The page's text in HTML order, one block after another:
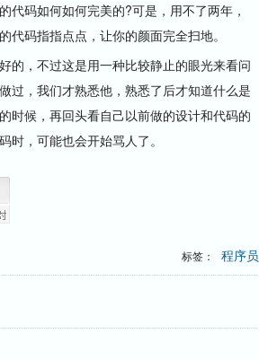
代码如何如何完美的?可是，用不了两年，
码指指点点，让你的颜面完全扫地。
，不过这是用一种比较静止的眼光来看问
过，我们才熟悉他，熟悉了后才知道什么是
时候，再回头看自己以前做的设计和代码的
，可能也会开始骂人了。
标签： 程序员